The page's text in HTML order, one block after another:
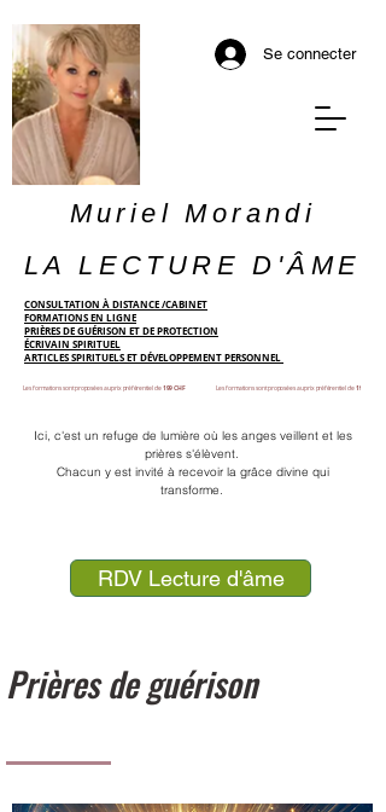
Se connecter
Muriel Morandi
LA LECTURE D'ÂME
Les formations sont proposées au prix préférentiel de199 CHF Les formations sont proposées au prix préférentiel de199 CHF
CONSULTATION À DISTANCE /CABINET
FORMATIONS EN LIGNE
PRIÈRES DE GUÉRISON ET DE PROTECTION
ÉCRIVAIN SPIRITUEL
ARTICLES SPIRITUELS ET DÉVELOPPEMENT PERSONNEL
Ici, c'est un refuge de lumière où les anges veillent et les
prières s'élèvent.
Chacun y est invité à recevoir la grâce divine qui
transforme.
RDV Lecture d'âme
Prières de guérison